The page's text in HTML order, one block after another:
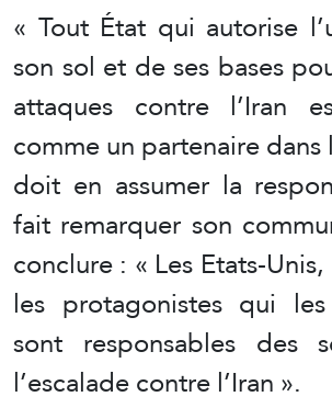
« Tout État qui autorise
son sol et de ses bases
attaques contre l’Iran
comme un partenaire
doit en assumer la
fait remarquer son
conclure : « Les Etats-
les protagonistes qui
sont responsables des
l’escalade contre l’Iran ».